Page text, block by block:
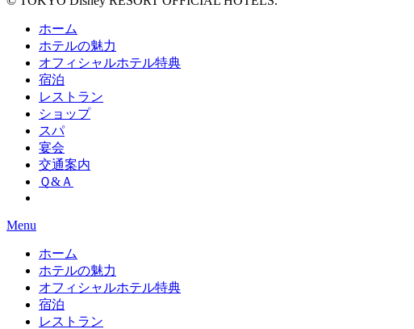
ホーム
ホテルの魅力
オフィシャルホテル特典
宿泊
レストラン
ショップ
スパ
宴会
交通案内
Ｑ&Ａ
Menu
ホーム
ホテルの魅力
オフィシャルホテル特典
宿泊
レストラン